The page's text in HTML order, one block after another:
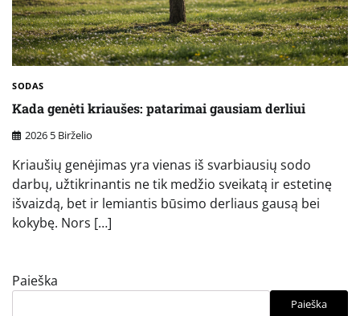
SODAS
Kada genėti kriaušes: patarimai gausiam derliui
2026 5 Birželio
Kriaušių genėjimas yra vienas iš svarbiausių sodo
darbų, užtikrinantis ne tik medžio sveikatą ir estetinę
išvaizdą, bet ir lemiantis būsimo derliaus gausą bei
kokybę. Nors […]
Paieška
Paieška